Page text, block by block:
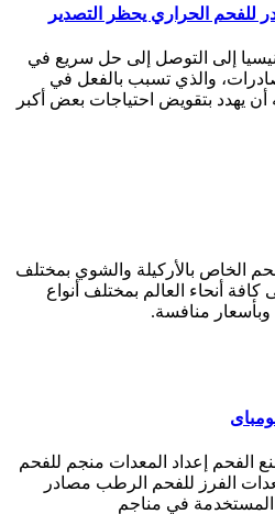
للفحم الحراري يحظر التصدير
إلى التوصل إلى حل سريع في
والذي تسبب بالفعل في
أن يهدد بتقويض احتياجات بعض أكبر
الخاص بالأركيلة والشوي بمختلف
أنحاء العالم بمختلف أنواع
منافسة.
الفحم إعداد المعدات منجم للفحم
الفرز للفحم الرطب مصادر
في مناجم